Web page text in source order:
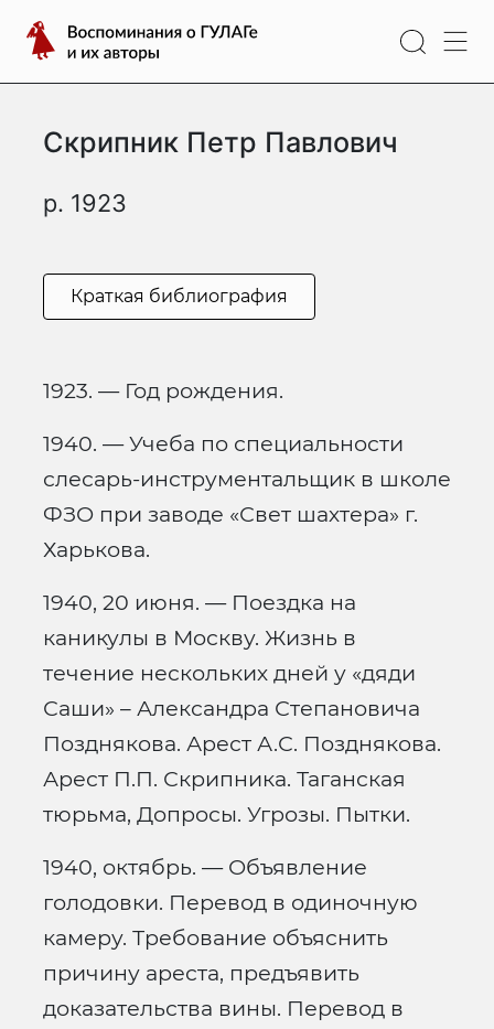
содержимому
Воспоминания
о
ГУЛАГе
ихСкрипник Петр Павлович
р. 1923
Краткая библиография
1923. — Год рождения.
1940. — Учеба по специальности
слесарь-инструментальщик в школе
ФЗО при заводе «Свет шахтера» г.
Харькова.
1940, 20 июня. — Поездка на
каникулы в Москву. Жизнь в
течение нескольких дней у «дяди
Саши» – Александра Степановича
Позднякова. Арест А.С. Позднякова.
Арест П.П. Скрипника. Таганская
тюрьма, Допросы. Угрозы. Пытки.
1940, октябрь. — Объявление
голодовки. Перевод в одиночную
камеру. Требование объяснить
причину ареста, предъявить
доказательства вины. Перевод в